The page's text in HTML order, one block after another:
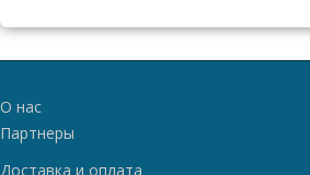
О нас
Партнеры
Доставка и оплата